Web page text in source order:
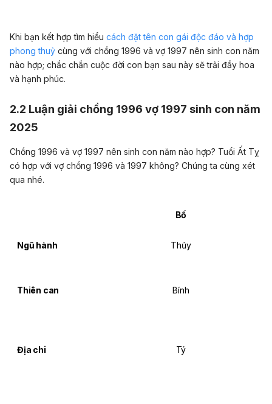
Khi bạn kết hợp tìm hiểu cách đặt tên con gái độc đáo và hợp
phong thuỷ cùng với chồng 1996 và vợ 1997 nên sinh con năm
nào hợp; chắc chắn cuộc đời con bạn sau này sẽ trải đầy hoa
và hạnh phúc.
2.2 Luận giải chồng 1996 vợ 1997 sinh con năm
2025
Chồng 1996 và vợ 1997 nên sinh con năm nào hợp? Tuổi Ất Tỵ
có hợp với vợ chồng 1996 và 1997 không? Chúng ta cùng xét
qua nhé.
Bố
Ngũ hành Thủy
Thiên can Bính
Địa chi Tý